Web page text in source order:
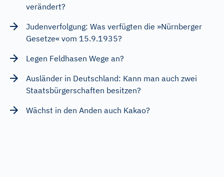
verändert?
Judenverfolgung: Was verfügten die »Nürnberger
Gesetze« vom 15.9.1935?
Legen Feldhasen Wege an?
Ausländer in Deutschland: Kann man auch zwei
Staatsbürgerschaften besitzen?
Wächst in den Anden auch Kakao?